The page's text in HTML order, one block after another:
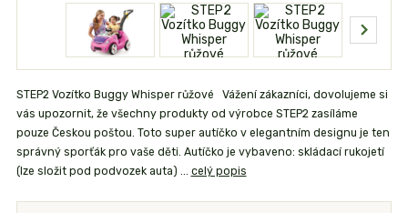
STEP2 Vozítko Buggy Whisper růžové Vážení zákazníci, dovolujeme si
vás upozornit, že všechny produkty od výrobce STEP2 zasíláme
pouze Českou poštou. Toto super autíčko v elegantním designu je ten
správný sporťák pro vaše děti. Autíčko je vybaveno: skládací rukojetí
(lze složit pod podvozek auta) ... celý popis